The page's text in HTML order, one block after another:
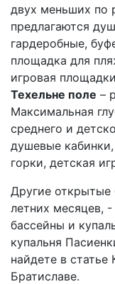
двух меньших по
предлагаются
гардеробные,
площадка для
игровая
Техельне поле –
Максимальная
среднего и
душевые
горки, детская
Другие открытые
летних месяцев,
бассейны и
купальня
найдете в
Братиславе.